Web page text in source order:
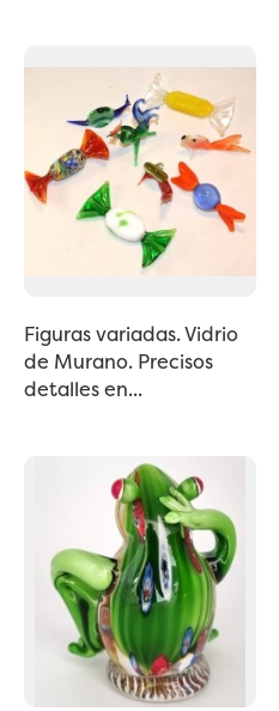
Figuras variadas. Vidrio
de Murano. Precisos
detalles en...